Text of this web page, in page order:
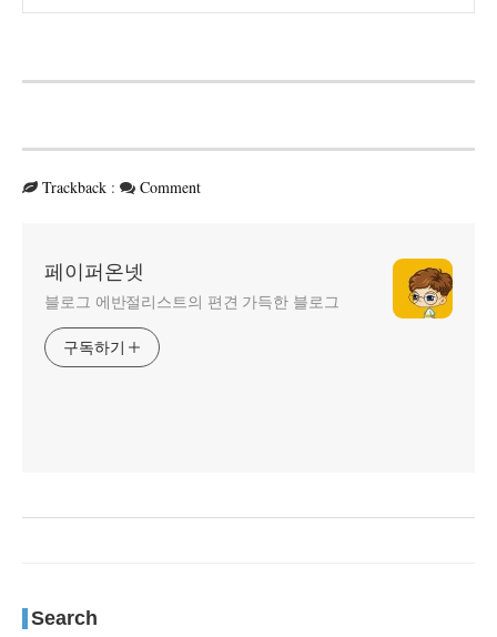
Trackback : Comment
페이퍼온넷
블로그 에반절리스트의 편견 가득한 블로그
구독하기
Search